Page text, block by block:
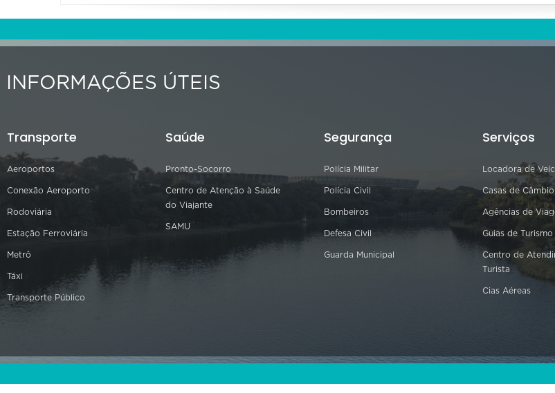
INFORMAÇÕES ÚTEIS
Transporte
Aeroportos
Conexão Aeroporto
Rodoviária
Estação Ferroviária
Metrô
Táxi
Transporte Público
Saúde
Pronto-Socorro
Centro de Atenção à Saúde
do Viajante
SAMU
Segurança
Polícia Militar
Polícia Civil
Bombeiros
Defesa Civil
Guarda Municipal
Serviços
Locadora de
Casas de Câmbio
Agências de
Guias de Turismo
Centro de
Turista
Cias Aéreas